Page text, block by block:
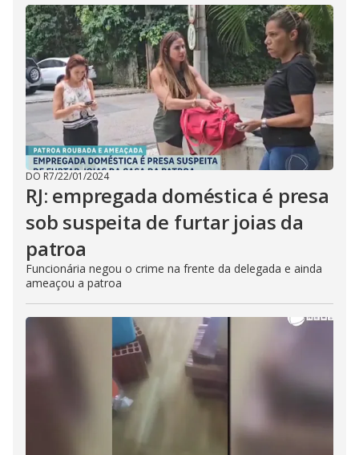
DO R7/22/01/2024
RJ: empregada doméstica é presa
sob suspeita de furtar joias da
patroa
Funcionária negou o crime na frente da delegada e ainda
ameaçou a patroa